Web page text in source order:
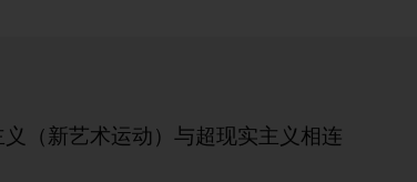
（新艺术运动）与超现实主义相连